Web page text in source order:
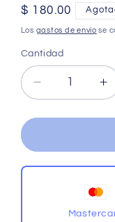
Precio
habitual
$ 180.00
Los gastos de envío se
Cantidad
Cantidad
Reducir
cantidad
para
Mirror
3x3